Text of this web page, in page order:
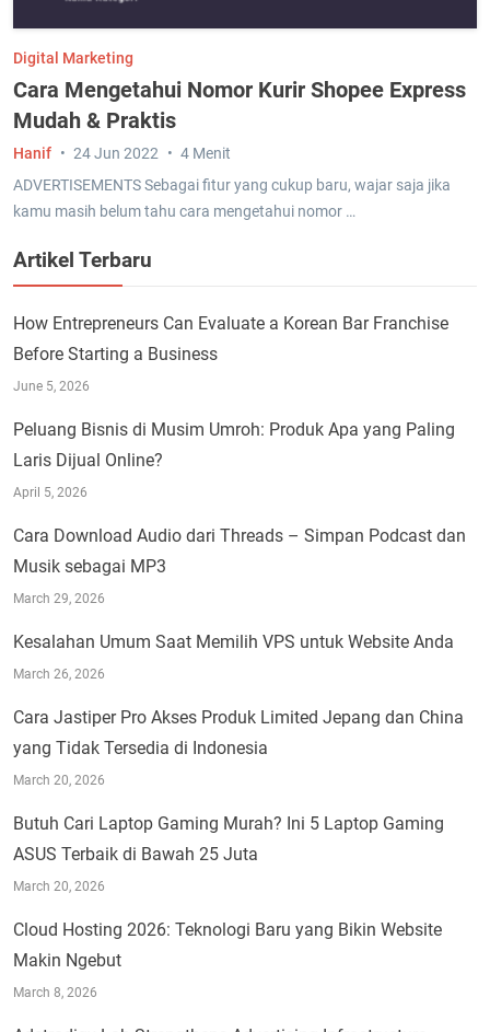
Digital Marketing
Cara Mengetahui Nomor Kurir Shopee Express
Mudah & Praktis
ADVERTISEMENTS Sebagai fitur yang cukup baru, wajar saja jika
kamu masih belum tahu cara mengetahui nomor …
Hanif 24 Jun 2022 4 Menit
Artikel Terbaru
How Entrepreneurs Can Evaluate a Korean Bar Franchise
Before Starting a Business
June 5, 2026
Peluang Bisnis di Musim Umroh: Produk Apa yang Paling
Laris Dijual Online?
April 5, 2026
Cara Download Audio dari Threads – Simpan Podcast dan
Musik sebagai MP3
March 29, 2026
Kesalahan Umum Saat Memilih VPS untuk Website Anda
March 26, 2026
Cara Jastiper Pro Akses Produk Limited Jepang dan China
yang Tidak Tersedia di Indonesia
March 20, 2026
Butuh Cari Laptop Gaming Murah? Ini 5 Laptop Gaming
ASUS Terbaik di Bawah 25 Juta
March 20, 2026
Cloud Hosting 2026: Teknologi Baru yang Bikin Website
Makin Ngebut
March 8, 2026